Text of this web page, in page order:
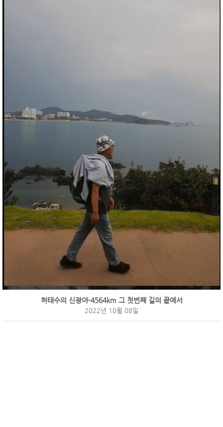
허태수의 신광야-4564km 그 첫번째 길의 끝에서
2022년 10월 08일